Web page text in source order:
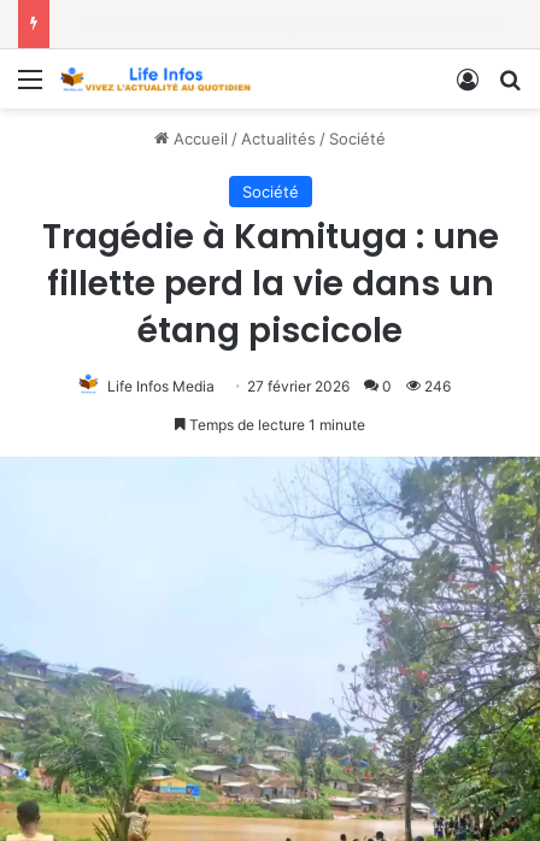
Menu
Accueil / Actualités / Société
Société
Tragédie à Kamituga : une
fillette perd la vie dans un
étang piscicole
Life Infos Media 27 février 2026 0 246
Temps de lecture 1 minute